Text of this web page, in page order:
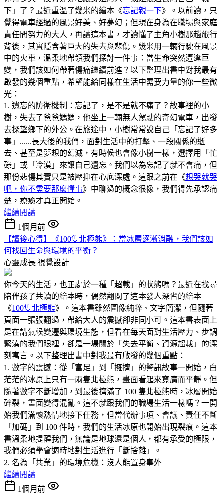
下」了？最近重溫了幾米的繪本《忘記親一下》。以前讀，只
覺得電車經過的風景好美、好夢幻；但現在身為在職場與家庭
責任間努力的大人，再讀這本書，才讀懂了主角小樹那趟旅行
背後，其實隱含著巨大的失去與悲傷。幾米用一輛行駛在風景
中的火車，溫柔地帶領我們探討一件事：當生命突然遭逢巨
變，我們該如何帶著傷痛繼續前進？以下整理出書中對我最有
啟發的幾個重點，希望能給同樣在生活中需要力量的你一些微
光：
1. 遺忘的防衛機制：忘記了，是不是就不痛了？故事裡的小
樹，失去了爸爸媽媽，他坐上一輛無人駕駛的奇幻電車，出發
去探望鄉下的外公。在旅途中，小樹常常說自己「忘記了好多
事」......長大後的我們，面對生活中的打擊、一段關係的逝
去、甚至是夢想的幻滅，有時候也會像小樹一樣，選擇用「忙
碌」或「冷漠」來讓自己遺忘。我們以為忘記了就不會痛，但
那份悲傷其實只是被壓抑在心底深處。這跟之前在《想哭就哭
吧，你不需要那麼懂事》中聊過的概念很像，我們得先承認痛
楚，療癒才真正開始。
繼續閱讀
1個月前
【讀後心得】《100隻北極熊》：當冰層逐漸消融，我們該如
何找回生命與環境的平衡？
心靈成長 視覺設計
你今天的生活，也正處於一種「超載」的狀態嗎？最近在找尋
陪伴孩子共讀的繪本時，偶然翻閱了這本發人深省的繪本
《100隻北極熊》。這本書雖然圖像純粹、文字簡潔，但隨著
頁面一張張翻過，帶給大人的震撼卻非同小可。這本書表面上
是在講氣候變遷與環境生態，但看在每天面對生活壓力、步調
緊湊的我們眼裡，卻是一場關於「失去平衡、資源超載」的深
刻寓言。以下整理出書中對我最有啟發的幾個重點：
1. 數字的震撼：從「富足」到「擁擠」的警訊故事一開始，白
茫茫的冰原上只有一兩隻北極熊，畫面看起來寬廣而平靜。但
隨著數字不斷增加，到最後擠滿了 100 隻北極熊時，冰層開始
碎裂，畫面變得混亂。這不就跟我們的職場生活一樣嗎？一開
始我們滿懷熱情地接下任務，但當代辦事項、會議、責任不斷
「加碼」到 100 件時，我們的生活冰原也開始出現裂痕。這本
書溫柔地提醒我們，無論是地球還是個人，都有承受的極限，
我們必須學會適時地對生活進行「斷捨離」。
2. 名為「共業」的環境危機：沒人能置身事外
繼續閱讀
1個月前